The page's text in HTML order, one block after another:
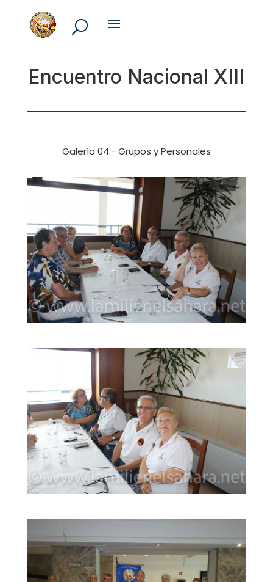
Encuentro Nacional XIII
Galería 04.- Grupos y Personales